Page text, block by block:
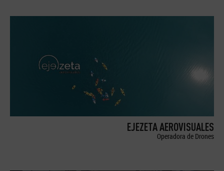
EJEZETA AEROVISUALES
Operadora de Drones